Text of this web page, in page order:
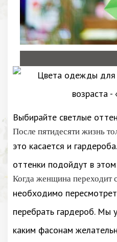
Выбирайте светлые
После пятидесяти жизнь
это касается и
оттенки подойдут в
Когда женщина переходит
необходимо
перебрать гардероб. Мы
каким фасонам